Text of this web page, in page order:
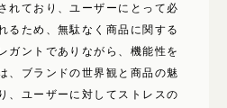
れており、ユーザーにとって必
るため、無駄なく商品に関する
ガントでありながら、機能性を
、ブランドの世界観と商品の魅
、ユーザーに対してストレスの